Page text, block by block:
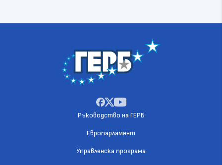
Ръководство на ГЕРБ
Европарламент
Управленска програма